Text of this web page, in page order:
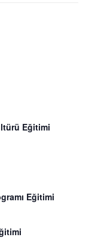
Eğitimi
Eğitimi